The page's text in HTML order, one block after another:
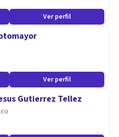
Ver perfil
Ver perfil
Gutierrez Tellez